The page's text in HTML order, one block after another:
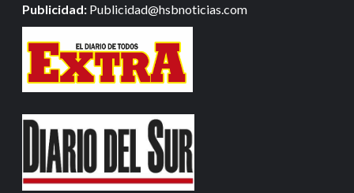
Publicidad: Publicidad@hsbnoticias.com